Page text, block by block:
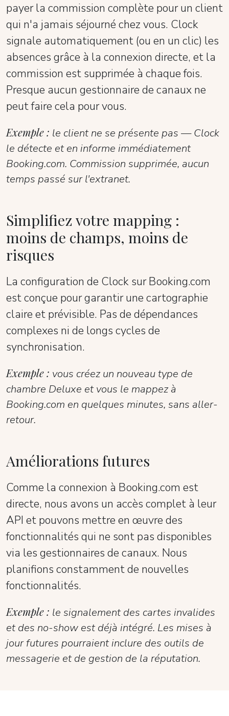
payer la commission complète pour un client
qui n'a jamais séjourné chez vous. Clock
signale automatiquement (ou en un clic) les
absences grâce à la connexion directe, et la
commission est supprimée à chaque fois.
Presque aucun gestionnaire de canaux ne
peut faire cela pour vous.
Exemple : le client ne se présente pas — Clock
le détecte et en informe immédiatement
Booking.com. Commission supprimée, aucun
temps passé sur l'extranet.
Simplifiez votre mapping :
moins de champs, moins de
risques
La configuration de Clock sur Booking.com
est conçue pour garantir une cartographie
claire et prévisible. Pas de dépendances
complexes ni de longs cycles de
synchronisation.
Exemple : vous créez un nouveau type de
chambre Deluxe et vous le mappez à
Booking.com en quelques minutes, sans aller-
retour.
Améliorations futures
Comme la connexion à Booking.com est
directe, nous avons un accès complet à leur
API et pouvons mettre en œuvre des
fonctionnalités qui ne sont pas disponibles
via les gestionnaires de canaux. Nous
planifions constamment de nouvelles
fonctionnalités.
Exemple : le signalement des cartes invalides
et des no-show est déjà intégré. Les mises à
jour futures pourraient inclure des outils de
messagerie et de gestion de la réputation.